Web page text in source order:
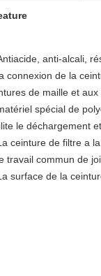
anti-alcali,
connexion de la
de maille et aux
spécial de
le déchargement
ceinture de filtre a
travail commun de
surface de la